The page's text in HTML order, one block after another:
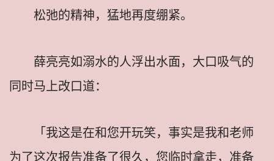
松弛的精神，猛地再度绷紧。
薛亮亮如溺水的人浮出水面，大口吸气的
同时马上改口道：
「我这是在和您开玩笑，事实是我和老师
为了这次报告准备了很久，您临时拿走，准备